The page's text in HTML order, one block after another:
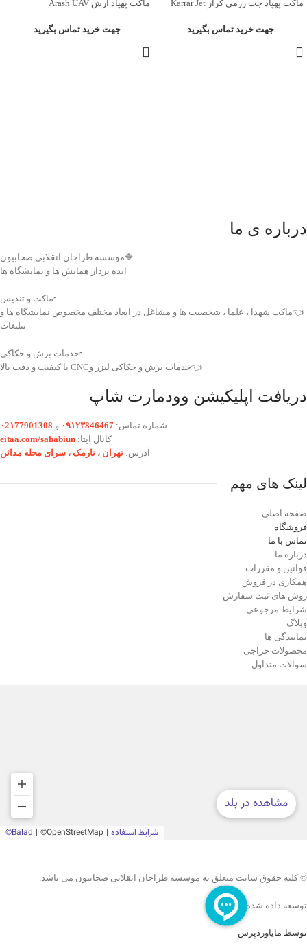
ماکت پهپاد جت رزمی کرار Karrar Jet
جهت خرید تماس بگیرید
ماکت پهپاد آرش Arash UAV
جهت خرید تماس بگیرید
درباره ی ما
🔷موسسه طراحان انقلابی صحابیون
ایده پرداز همایش ها و نمایشگاه ها
▫️ماکت و تندیس
👈ماکت شهدا ، علما ، شخصیت ها و مشاغل در ابعاد مختلف مخصوص نمایشگاه ها و
تبلیغات
▫️خدمات برش و حکاکی
👈خدمات برش و حکاکی لیزر وCNC با کیفیت و دقت بالا
دریافت اپلیکیشن وودمارت شاپ
شماره تماس: ۰۹۱۲۳846467 و ۰2۱77901308
کانال ایتا: eitaa.com/sahabiun
آدرس: تهران ،‌ نارمک ، سرای محله مدائن
لینک های مهم
صفحه اصلی
فروشگاه
تماس با ما
درباره ما
قوانین و مقررات
همکاری در فروش
روش های ثبت سفارش
شرایط مرجوعی
وبلاگ
نمایندگی ها
محصولات حراجی
سوالات متداول
© کلیه حقوق سایت متعلق به موسسه طراحان انقلابی صحابیون می باشد.
توسعه داده شده با
توسط مایاوردپرس